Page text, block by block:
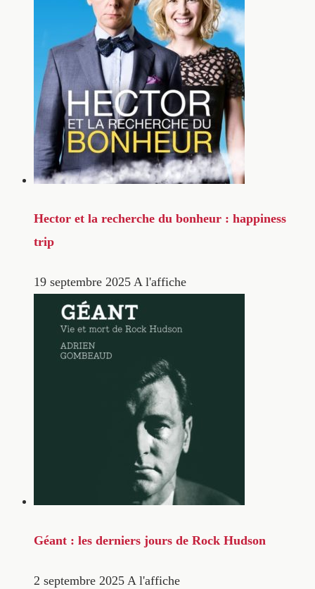
Hector et la recherche du bonheur : happiness
trip
19 septembre 2025 A l'affiche
Géant : les derniers jours de Rock Hudson
2 septembre 2025 A l'affiche